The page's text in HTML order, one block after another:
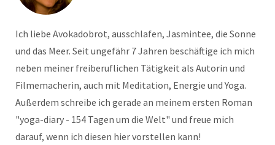
Ich liebe Avokadobrot, ausschlafen, Jasmintee, die Sonne
und das Meer. Seit ungefähr 7 Jahren beschäftige ich mich
neben meiner freiberuflichen Tätigkeit als Autorin und
Filmemacherin, auch mit Meditation, Energie und Yoga.
Außerdem schreibe ich gerade an meinem ersten Roman
"yoga-diary - 154 Tagen um die Welt" und freue mich
darauf, wenn ich diesen hier vorstellen kann!